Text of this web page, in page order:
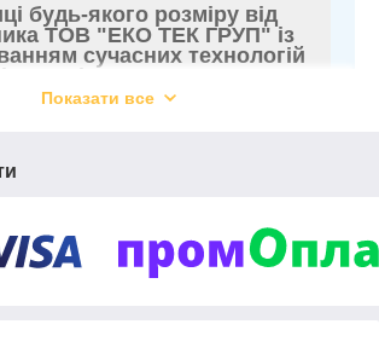
будь-якого розміру від
ТОВ "ЕКО ТЕК ГРУП" із
сучасних технологій
і методів складання
Показати все